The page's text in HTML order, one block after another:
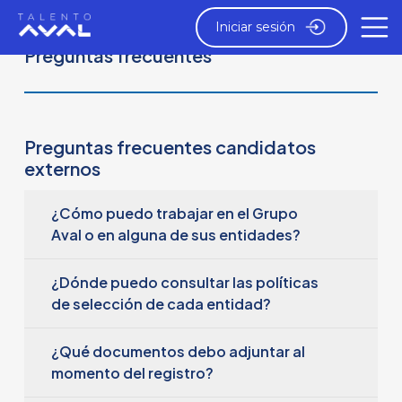
Iniciar sesión
Preguntas frecuentes
Preguntas frecuentes candidatos
externos
¿Cómo puedo trabajar en el Grupo
Aval o en alguna de sus entidades?
Para participar en nuestras convocatorias:
1. Regístrate en el portal de empleo Talento Aval.
las vacantes que se ajusten a tu perfil e intereses.
4. Asegúrate de leer y aceptar la política de
¿Dónde puedo consultar las políticas
de selección de cada entidad?
En la publicación de cada vacante encontrarás los
requisitos específicos definidos por la entidad,
tanto para candidatos internos como externos. Te
¿Qué documentos debo adjuntar al
momento del registro?